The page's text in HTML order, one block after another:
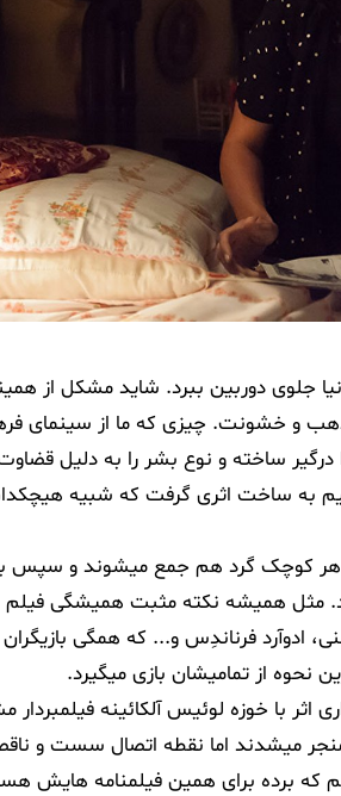
جلوی دوربین ببرد. شاید مشکل از
و خشونت. چیزی که ما از سینمای
درگیر ساخته و نوع بشر را به دلیل
به ساخت اثری گرفت که شبیه
کوچک گرد هم جمع میشوند و سپس
مثل همیشه نکته مثبت همیشگی
لنی، ادوآرد فرناندِس و... که همگی
نحوه از تمامیشان بازی میگیرد.
اثر با خوزه لوئیس آلکائینه فیلمبردار
میشدند اما نقطه اتصال سست و
که برده برای همین فیلمنامه هایش